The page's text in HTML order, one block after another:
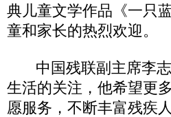
典儿童文学作品《一只
童和家长的热烈欢迎。
中国残联副主席李志
生活的关注，他希望更
愿服务，不断丰富残疾